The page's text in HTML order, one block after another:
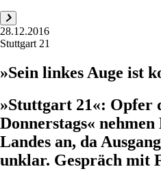
28.12.2016
Stuttgart 21
»Sein linkes Auge ist
»Stuttgart 21«: Opfer
Donnerstags«
Landes an, da
unklar. Gespräch mit